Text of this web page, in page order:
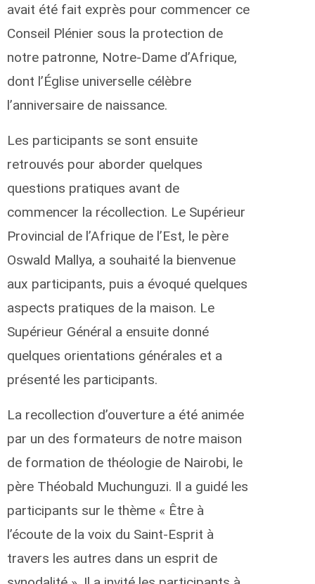
avait été fait exprès pour commencer ce
Conseil Plénier sous la protection de
notre patronne, Notre-Dame d’Afrique,
dont l’Église universelle célèbre
l’anniversaire de naissance.
Les participants se sont ensuite
retrouvés pour aborder quelques
questions pratiques avant de
commencer la récollection. Le Supérieur
Provincial de l’Afrique de l’Est, le père
Oswald Mallya, a souhaité la bienvenue
aux participants, puis a évoqué quelques
aspects pratiques de la maison. Le
Supérieur Général a ensuite donné
quelques orientations générales et a
présenté les participants.
La recollection d’ouverture a été animée
par un des formateurs de notre maison
de formation de théologie de Nairobi, le
père Théobald Muchunguzi. Il a guidé les
participants sur le thème « Être à
l’écoute de la voix du Saint-Esprit à
travers les autres dans un esprit de